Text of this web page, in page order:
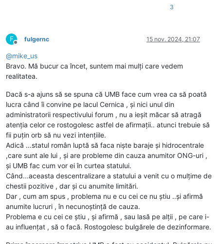
3
F
Deconectat
fulgernc 15 nov. 2024, 21:07
@mike_us
Bravo. Mă bucur ca încet, suntem mai mulți care vedem
realitatea.
Dacă s-a ajuns să se spuna că UMB face cum vrea ca să poată
lucra când îi convine pe lacul Cernica , și nici unul din
administratorii respectivului forum , nu a ieșit măcar să atragă
atenția celor ce rostogolesc astfel de afirmații.. atunci trebuie să
fii puțin orb să nu vezi intențiile.
Adică ...statul român luptă să faca niște baraje și hidrocentrale
,care sunt ale lui , și are probleme din cauza anumitor ONG-uri ,
și UMB fac cum vor ei în curtea statului.
Când...aceasta descentralizare a statului a venit cu o mulțime de
chestii pozitive , dar și cu anumite limitări.
Dar , cum am spus , problema nu e cu cei ce nu știu ..și afirmă
anumite lucruri , în necunoștință de cauza.
Problema e cu cei ce știu , și afirmă , sau lasă pe alții , pe care i-
au influențat , să o facă. Rostogolesc bulgărele de dezinformare.